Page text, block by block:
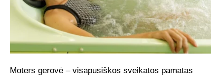
Moters gerovė – visapusiškos sveikatos pamatas